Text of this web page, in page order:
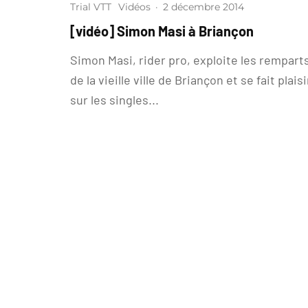
Trial VTT Vidéos · 2 décembre 2014
[vidéo] Simon Masi à Briançon
Simon Masi, rider pro, exploite les
de la vieille ville de Briançon et se fait
sur les singles...